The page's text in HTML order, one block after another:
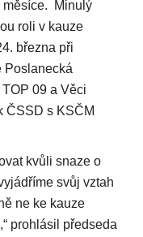
měsíce. Minulý
roli v kauze
března při
Poslanecká
09 a Věci
ČSSD s KSČM
kvůli snaze o
svůj vztah
ne ke kauze
prohlásil předseda